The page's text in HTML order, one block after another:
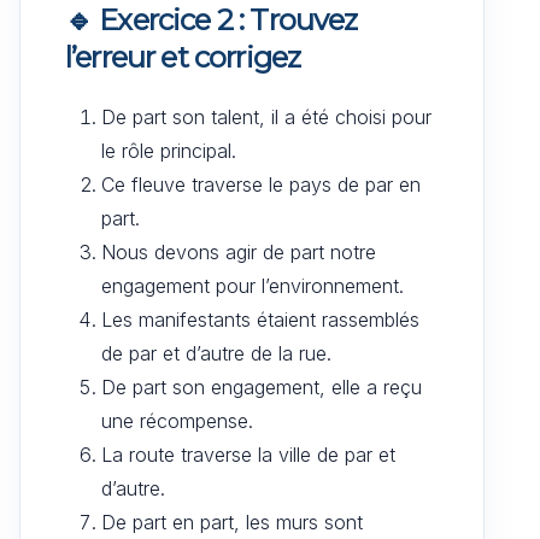
🔹 Exercice 2 : Trouvez
l’erreur et corrigez
De part son talent, il a été choisi pour
le rôle principal.
Ce fleuve traverse le pays de par en
part.
Nous devons agir de part notre
engagement pour l’environnement.
Les manifestants étaient rassemblés
de par et d’autre de la rue.
De part son engagement, elle a reçu
une récompense.
La route traverse la ville de par et
d’autre.
De part en part, les murs sont